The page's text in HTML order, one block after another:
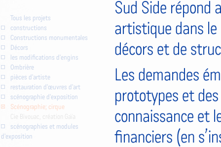
Sud Side répond
artistique dans le
décors et de
Les demandes
prototypes et
connaissance et
financiers (en
Tous les projets
constructions
Constructions monumentales
Décors
les modifications d'engins
Ombrière
pièces d'artiste
restauration d'œuvres d'art
scénographie d'exposition
Scénographie; cirque
Cie Bivouac, création Gaïa
scénographies et modules
d'exposition